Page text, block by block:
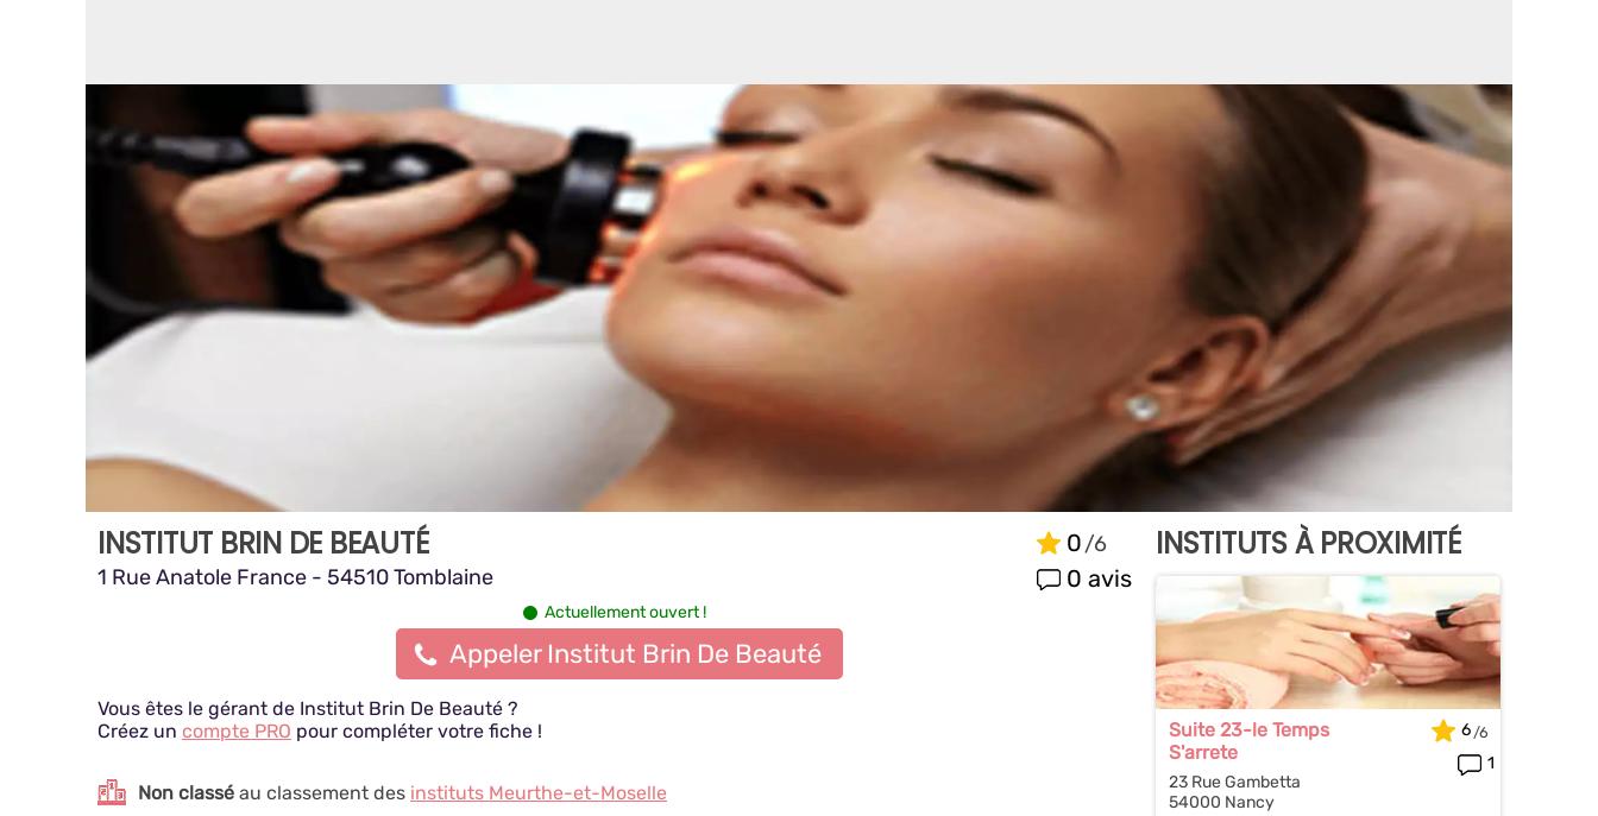
INSTITUT BRIN DE BEAUTÉ
1 Rue Anatole France - 54510 Tomblaine
0
0 avis
Actuellement ouvert !
Appeler Institut Brin De Beauté
Vous êtes le gérant de Institut Brin De Beauté ?
Créez un compte PRO pour compléter votre fiche !
Non classé au classement des instituts Meurthe-et-Moselle
INSTITUTS À PROXIMITÉ
Suite 23-le Temps
S'arrete
23 Rue Gambetta
54000 Nancy
6
1